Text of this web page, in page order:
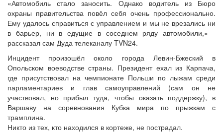
«Автомобиль стало заносить. Однако водитель из Бюро
охраны правительства повёл себя очень профессионально.
Ему удалось справиться с управлением и мы не врезались ни
в барьер, ни в едущие в соседнем ряду автомобили,» -
рассказал сам Дуда телеканалу TVN24.
Инцидент произошёл около города Левин-Бжеский в
Опольском воеводстве страны. Президент ехал из Карпача,
где присутствовал на чемпионате Польши по лыжам среди
парламентариев и глав самоуправлений (сам он не
участвовал, но прибыл туда, чтобы оказать поддержку), в
Варшаву на соревнования Кубка мира по прыжкам с
трамплина.
Никто из тех, кто находился в кортеже, не пострадал.